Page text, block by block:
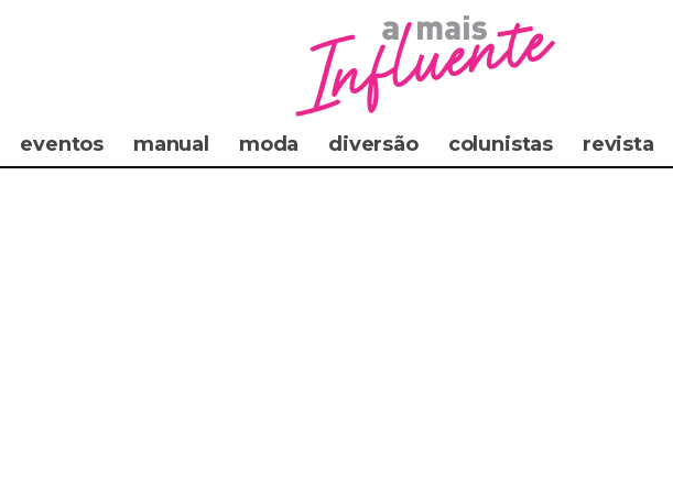
eventos manual moda diversão colunistas revista